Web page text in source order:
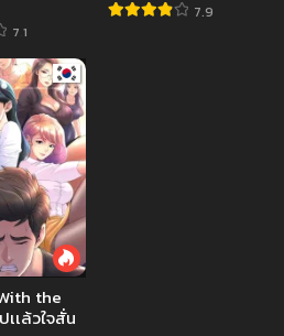
7.1
7.9
the
เเล้วใจสั่น